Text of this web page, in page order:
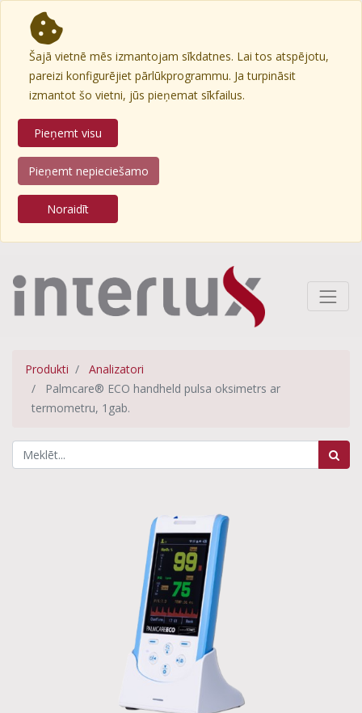
Šajā vietnē mēs izmantojam sīkdatnes. Lai tos atspējotu,
pareizi konfigurējiet pārlūkprogrammu. Ja turpināsit
izmantot šo vietni, jūs pieņemat sīkfailus.
Pieņemt visu
Pieņemt nepieciešamo
Noraidīt
Produkti
Analizatori
Palmcare® ECO handheld pulsa oksimetrs ar
termometru, 1gab.